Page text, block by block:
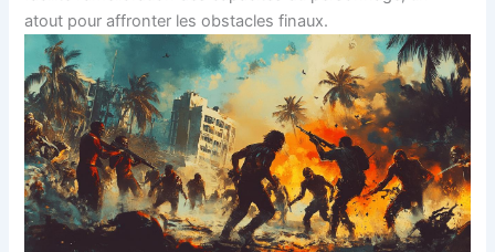
atout pour affronter les obstacles finaux.